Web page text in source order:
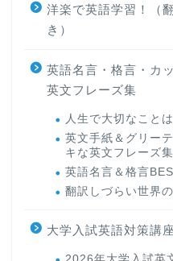
洋楽で英語学習！（
き）
英語名言・格言・カ
英文フレーズ集
人生で大切なこと
英文手紙＆グリー
キな英文フレーズ集
英語名言＆格言
翻訳しづらい世界
大学入試英語対策講座